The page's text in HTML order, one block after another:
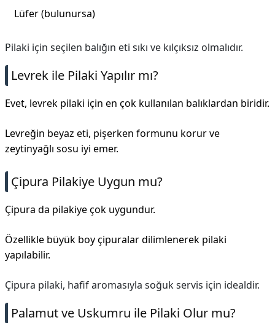
Lüfer (bulunursa)
Pilaki için seçilen balığın eti sıkı ve kılçıksız olmalıdır.
Levrek ile Pilaki Yapılır mı?
Evet, levrek pilaki için en çok kullanılan balıklardan biridir.
Levreğin beyaz eti, pişerken formunu korur ve
zeytinyağlı sosu iyi emer.
Çipura Pilakiye Uygun mu?
Çipura da pilakiye çok uygundur.
Özellikle büyük boy çipuralar dilimlenerek pilaki
yapılabilir.
Çipura pilaki, hafif aromasıyla soğuk servis için idealdir.
Palamut ve Uskumru ile Pilaki Olur mu?